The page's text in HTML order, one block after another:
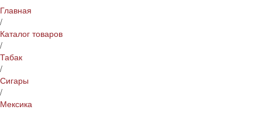
Главная
/
Каталог товаров
/
Табак
/
Сигары
/
Мексика